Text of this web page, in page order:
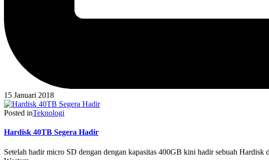
15 Januari 2018
Posted inTeknologi
Hardisk 40TB Segera Hadir
Setelah hadir micro SD dengan dengan kapasitas 400GB kini hadir sebuah